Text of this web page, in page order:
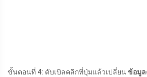
ขั้นตอนที่ 4: ดับเบิลคลิกที่ปุ่มแล้วเปลี่ยน ข้อมูล